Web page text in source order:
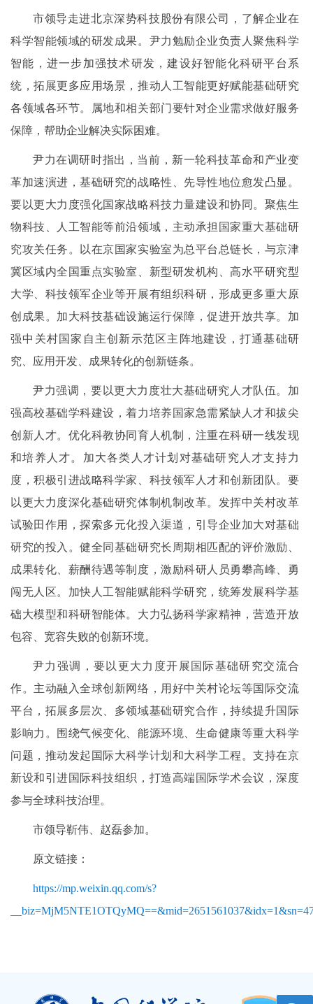
市领导走进北京深势科技股份有限公司，了解企业在
科学智能领域的研发成果。尹力勉励企业负责人聚焦科学
智能，进一步加强技术研发，建设好智能化科研平台系
统，拓展更多应用场景，推动人工智能更好赋能基础研究
各领域各环节。属地和相关部门要针对企业需求做好服务
保障，帮助企业解决实际困难。
尹力在调研时指出，当前，新一轮科技革命和产业变
革加速演进，基础研究的战略性、先导性地位愈发凸显。
要以更大力度强化国家战略科技力量建设和协同。聚焦生
物科技、人工智能等前沿领域，主动承担国家重大基础研
究攻关任务。以在京国家实验室为总平台总链长，与京津
冀区域内全国重点实验室、新型研发机构、高水平研究型
大学、科技领军企业等开展有组织科研，形成更多重大原
创成果。加大科技基础设施运行保障，促进开放共享。加
强中关村国家自主创新示范区主阵地建设，打通基础研
究、应用开发、成果转化的创新链条。
尹力强调，要以更大力度壮大基础研究人才队伍。加
强高校基础学科建设，着力培养国家急需紧缺人才和拔尖
创新人才。优化科教协同育人机制，注重在科研一线发现
和培养人才。加大各类人才计划对基础研究人才支持力
度，积极引进战略科学家、科技领军人才和创新团队。要
以更大力度深化基础研究体制机制改革。发挥中关村改革
试验田作用，探索多元化投入渠道，引导企业加大对基础
研究的投入。健全同基础研究长周期相匹配的评价激励、
成果转化、薪酬待遇等制度，激励科研人员勇攀高峰、勇
闯无人区。加快人工智能赋能科学研究，统筹发展科学基
础大模型和科研智能体。大力弘扬科学家精神，营造开放
包容、宽容失败的创新环境。
尹力强调，要以更大力度开展国际基础研究交流合
作。主动融入全球创新网络，用好中关村论坛等国际交流
平台，拓展多层次、多领域基础研究合作，持续提升国际
影响力。围绕气候变化、能源环境、生命健康等重大科学
问题，推动发起国际大科学计划和大科学工程。支持在京
新设和引进国际科技组织，打造高端国际学术会议，深度
参与全球科技治理。
市领导靳伟、赵磊参加。
原文链接：
https://mp.weixin.qq.com/s?